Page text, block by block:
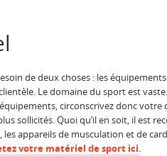
de deux choses : les
Le domaine du sport est
circonscrivez donc votre
sollicités. Quoi qu’il en soit, il est
les appareils de musculation et de
votre matériel de sport ici.